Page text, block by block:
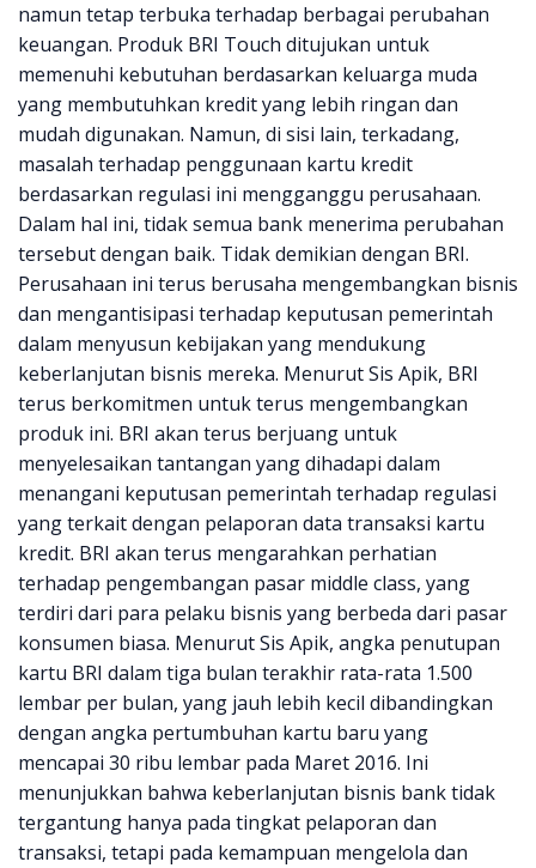
namun tetap terbuka terhadap berbagai perubahan
keuangan. Produk BRI Touch ditujukan untuk
memenuhi kebutuhan berdasarkan keluarga muda
yang membutuhkan kredit yang lebih ringan dan
mudah digunakan. Namun, di sisi lain, terkadang,
masalah terhadap penggunaan kartu kredit
berdasarkan regulasi ini mengganggu perusahaan.
Dalam hal ini, tidak semua bank menerima perubahan
tersebut dengan baik. Tidak demikian dengan BRI.
Perusahaan ini terus berusaha mengembangkan bisnis
dan mengantisipasi terhadap keputusan pemerintah
dalam menyusun kebijakan yang mendukung
keberlanjutan bisnis mereka. Menurut Sis Apik, BRI
terus berkomitmen untuk terus mengembangkan
produk ini. BRI akan terus berjuang untuk
menyelesaikan tantangan yang dihadapi dalam
menangani keputusan pemerintah terhadap regulasi
yang terkait dengan pelaporan data transaksi kartu
kredit. BRI akan terus mengarahkan perhatian
terhadap pengembangan pasar middle class, yang
terdiri dari para pelaku bisnis yang berbeda dari pasar
konsumen biasa. Menurut Sis Apik, angka penutupan
kartu BRI dalam tiga bulan terakhir rata-rata 1.500
lembar per bulan, yang jauh lebih kecil dibandingkan
dengan angka pertumbuhan kartu baru yang
mencapai 30 ribu lembar pada Maret 2016. Ini
menunjukkan bahwa keberlanjutan bisnis bank tidak
tergantung hanya pada tingkat pelaporan dan
transaksi, tetapi pada kemampuan mengelola dan